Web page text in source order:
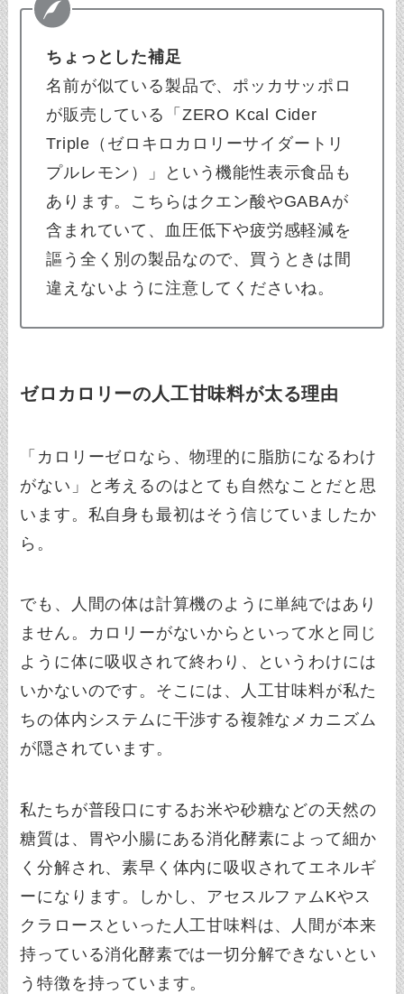
ちょっとした補足
名前が似ている製品で、ポッカサッポロ
が販売している「ZERO Kcal Cider
Triple（ゼロキロカロリーサイダートリ
プルレモン）」という機能性表示食品も
あります。こちらはクエン酸やGABAが
含まれていて、血圧低下や疲労感軽減を
謳う全く別の製品なので、買うときは間
違えないように注意してくださいね。
ゼロカロリーの人工甘味料が太る理由
「カロリーゼロなら、物理的に脂肪になるわけ
がない」と考えるのはとても自然なことだと思
います。私自身も最初はそう信じていましたか
ら。
でも、人間の体は計算機のように単純ではあり
ません。カロリーがないからといって水と同じ
ように体に吸収されて終わり、というわけには
いかないのです。そこには、人工甘味料が私た
ちの体内システムに干渉する複雑なメカニズム
が隠されています。
私たちが普段口にするお米や砂糖などの天然の
糖質は、胃や小腸にある消化酵素によって細か
く分解され、素早く体内に吸収されてエネルギ
ーになります。しかし、アセスルファムKやス
クラロースといった人工甘味料は、人間が本来
持っている消化酵素では一切分解できないとい
う特徴を持っています。